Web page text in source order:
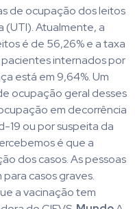
de ocupação dos leitos
(UTI). Atualmente, a
é de 56,26% e a taxa
internados por
está em 9,64%. Um
ocupação geral desses
em decorrência
19 ou por suspeita da
é que a
dos casos. As pessoas
casos graves.
a vacinação tem